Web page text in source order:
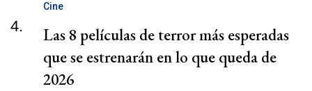
4.
Cine
Las 8 películas de terror más esperadas
que se estrenarán en lo que queda de
2026